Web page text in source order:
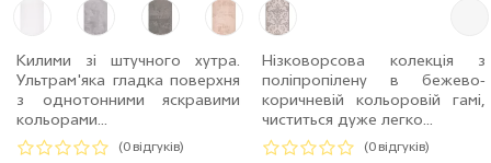
Килими зі штучного хутра.
Ультрам'яка гладка поверхня
з однотонними яскравими
кольорами...
(0 відгуків)
Нізковорсова колекція з
поліпропілену в бежево-
коричневій кольоровій гамі,
чиститься дуже легко...
(0 відгуків)